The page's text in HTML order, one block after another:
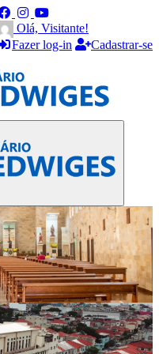
Olá, Visitante!
Fazer log-in
Cadastrar-se